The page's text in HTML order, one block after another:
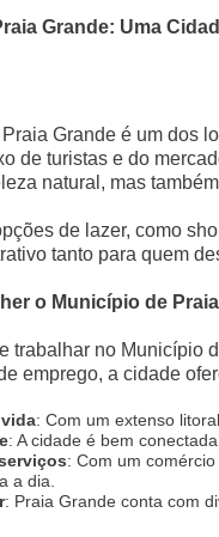
Grande: Uma
Grande é um dos
de turistas e do
natural, mas
de lazer, como
tanto para quem
o Município de
trabalhar no Município
emprego, a cidade
: Com um extenso
: A cidade é bem
: Com um
a dia.
: Praia Grande conta com